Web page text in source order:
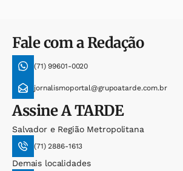
Fale com a Redação
(71) 99601-0020
jornalismoportal@grupoatarde.com.br
AssineA TARDE
Salvador e Região Metropolitana
(71) 2886-1613
Demais localidades